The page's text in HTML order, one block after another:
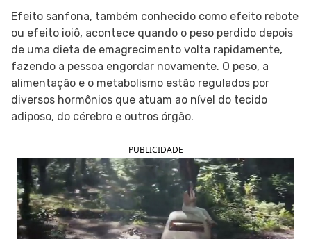
SIGA O TUA SAÚDE NAS REDES SOCIAIS
Efeito sanfona, também conhecido como efeito rebote
ou efeito ioiô, acontece quando o peso perdido depois
de uma dieta de emagrecimento volta rapidamente,
fazendo a pessoa engordar novamente. O peso, a
alimentação e o metabolismo estão regulados por
diversos hormônios que atuam ao nível do tecido
adiposo, do cérebro e outros órgão.
PUBLICIDADE